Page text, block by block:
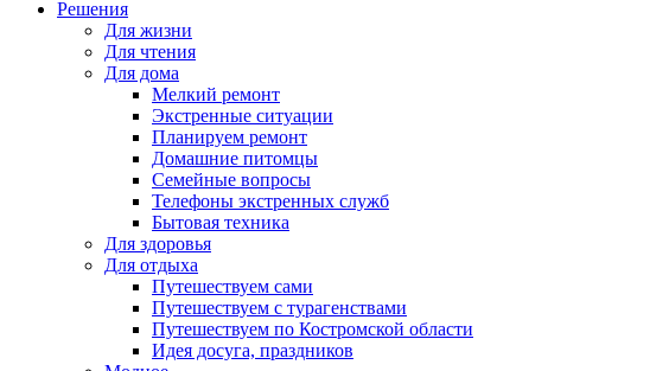
Решения
Для жизни
Для чтения
Для дома
Мелкий ремонт
Экстренные ситуации
Планируем ремонт
Домашние питомцы
Семейные вопросы
Телефоны экстренных служб
Бытовая техника
Для здоровья
Для отдыха
Путешествуем сами
Путешествуем с турагенствами
Путешествуем по Костромской области
Идея досуга, праздников